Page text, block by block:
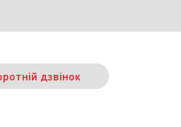
дзвінок